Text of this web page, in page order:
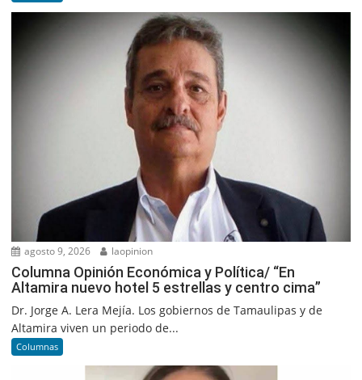
agosto 9, 2026 laopinion
Columna Opinión Económica y Política/ “En
Altamira nuevo hotel 5 estrellas y centro cima”
Dr. Jorge A. Lera Mejía. Los gobiernos de Tamaulipas y de
Altamira viven un periodo de...
Columnas